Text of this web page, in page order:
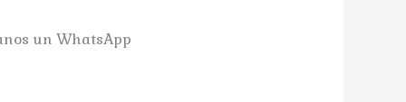
un WhatsApp